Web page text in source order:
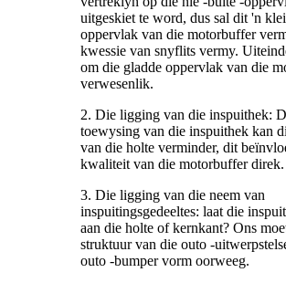
uitgeskiet te word, dus sal dit 'n
oppervlak van die motorbuffer
kwessie van snyflits vermy.
om die gladde oppervlak van die
verwesenlik.
2. Die ligging van die inspuithek:
toewysing van die inspuithek kan
van die holte verminder, dit
kwaliteit van die motorbuffer direk.
3. Die ligging van die neem van
inspuitingsgedeeltes: laat die
aan die holte of kernkant? Ons
struktuur van die outo -
outo -bumper vorm oorweeg.